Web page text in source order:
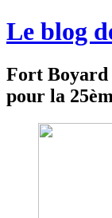
Le blog
Fort Boyard
pour la